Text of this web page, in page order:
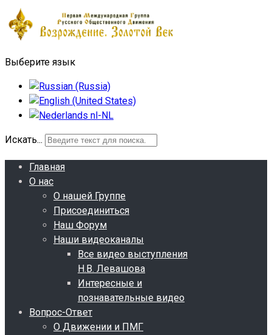
Выберите язык
Искать...
Главная
О нас
О нашей Группе
Присоединиться
Наш Форум
Наши видеоканалы
Все видео выступления
Н.В. Левашова
Интересные и
познавательные видео
Вопрос-Ответ
О Движении и ПМГ